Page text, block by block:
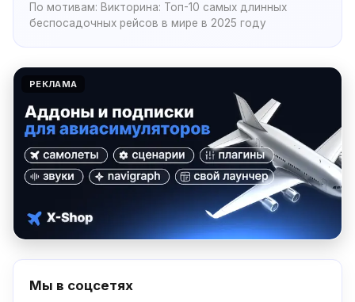
По мотивам: Викторина: Топ-10 самых длинных
беспосадочных рейсов в мире в 2025 году
РЕКЛАМА
Мы в соцсетях